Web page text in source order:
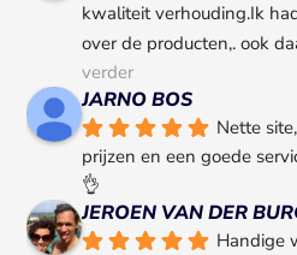
kwaliteit verhouding.Ik
over de producten,. ook
verder
JARNO BOS
Nette
prijzen en een goede
👌
JEROEN VAN DER
Handige